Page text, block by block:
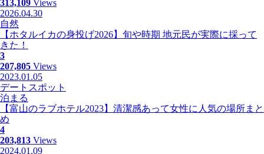
313,109 Views
2026.04.30
自然
【ホタルイカの身投げ2026】旬や時期 地元民が実際に採って
きた！
3
207,805 Views
2023.01.05
デートスポット
泊まる
【富山のラブホテル2023】清潔感あって女性に人気の場所まと
め
4
203,813 Views
2024.01.09